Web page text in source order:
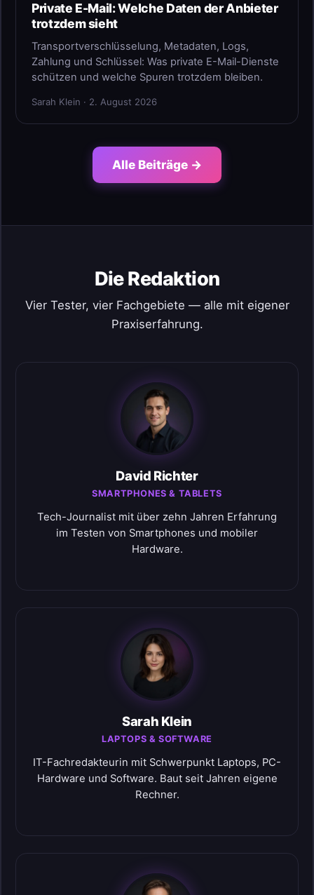
Private E-Mail: Welche Daten der Anbieter
trotzdem sieht
Transportverschlüsselung, Metadaten, Logs,
Zahlung und Schlüssel: Was private E-Mail-Dienste
schützen und welche Spuren trotzdem bleiben.
Sarah Klein · 2. August 2026
Alle Beiträge →
Die Redaktion
Vier Tester, vier Fachgebiete — alle mit eigener
Praxiserfahrung.
David Richter
SMARTPHONES & TABLETS
Tech-Journalist mit über zehn Jahren Erfahrung
im Testen von Smartphones und mobiler
Hardware.
Sarah Klein
LAPTOPS & SOFTWARE
IT-Fachredakteurin mit Schwerpunkt Laptops, PC-
Hardware und Software. Baut seit Jahren eigene
Rechner.